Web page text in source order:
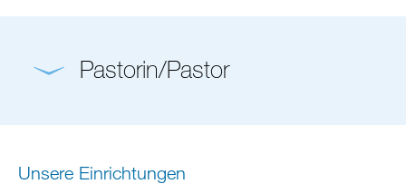
Pastorin/Pastor
Unsere Einrichtungen